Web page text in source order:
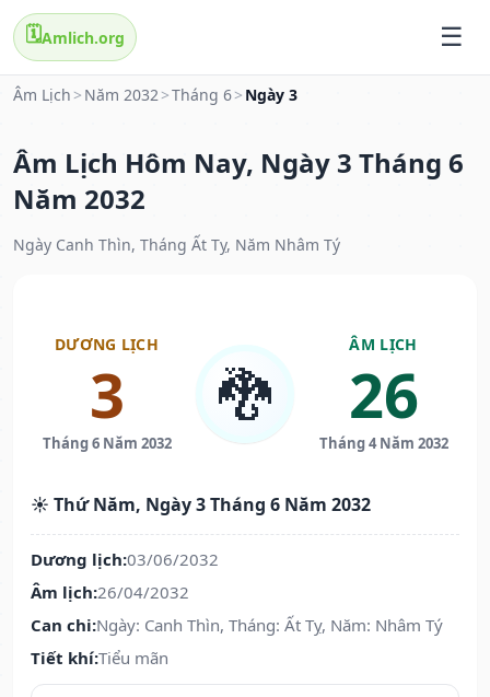
🗓️Amlich.org
Âm Lịch > Năm 2032>Tháng 6> Ngày 3
Âm Lịch Hôm Nay, Ngày 3 Tháng 6
Năm 2032
Ngày Canh Thìn, Tháng Ất Tỵ, Năm Nhâm Tý
DƯƠNG LỊCH
3
Tháng 6 Năm 2032
🐉
ÂM LỊCH
26
Tháng 4 Năm 2032
☀️ Thứ Năm, Ngày 3 Tháng 6 Năm 2032
Dương lịch:03/06/2032
Âm lịch:26/04/2032
Can chi:Ngày: Canh Thìn, Tháng: Ất Tỵ, Năm: Nhâm Tý
Tiết khí:Tiểu mãn